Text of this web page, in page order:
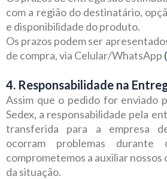
com a região do destinatário,
e disponibilidade do produto.
Os prazos podem ser
de compra, via Celular/WhatsApp
4. Responsabilidade na
Assim que o pedido for enviado
Sedex, a responsabilidade pela
transferida para a empresa
ocorram problemas
comprometemos a auxiliar
da situação.